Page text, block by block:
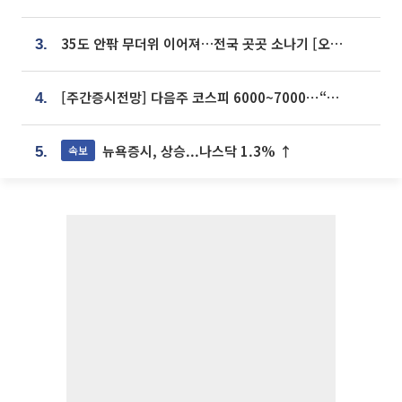
3. 35도 안팎 무더위 이어져…전국 곳곳 소나기 [오늘 날씨]
4. [주간증시전망] 다음주 코스피 6000~7000⋯“外人 수급은 정책이 변수”
5. 속보 뉴욕증시, 상승...나스닥 1.3% ↑